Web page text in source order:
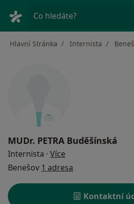
Co hledáte?
Hlavní Stránka Internista
MUDr. PETRA Buděšínská
Internista · Více
Benešov 1 adresa
Kontaktní